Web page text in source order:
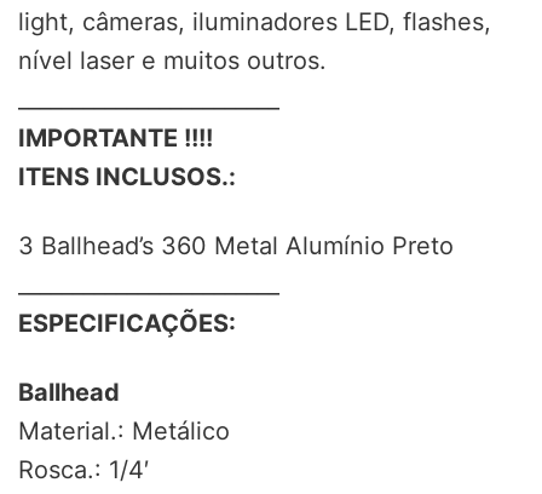
light, câmeras, iluminadores LED, flashes,
nível laser e muitos outros.
IMPORTANTE !!!!
ITENS INCLUSOS.:
3 Ballhead’s 360 Metal Alumínio Preto
ESPECIFICAÇÕES:
Ballhead
Material.: Metálico
Rosca.: 1/4′